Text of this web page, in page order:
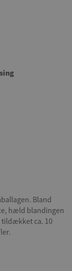
Bland
hæld blandingen
tildækket ca. 10